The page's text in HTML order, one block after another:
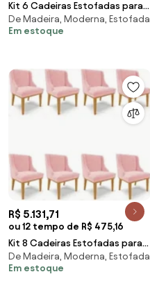
Kit 6 Cadeiras Estofadas para
Sala de Jantar Base Fixa de
Madeira Cast
De Madeira, Moderna, Estofada
Em estoque
R$ 5.131,71
ou 12 tempo de R$ 475,16
Kit 8 Cadeiras Estofadas para
Sala de Jantar Base Fixa de
Madeira Cast
De Madeira, Moderna, Estofada
Em estoque